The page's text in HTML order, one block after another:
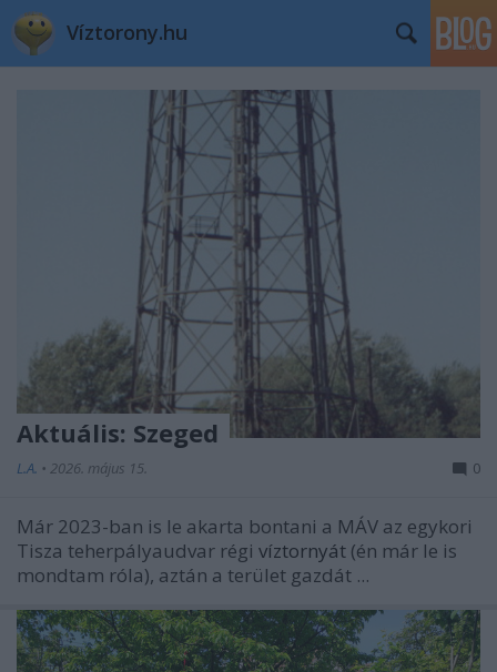
Víztorony.hu
Aktuális: Szeged
L.A. • 2026. május 15. 0
Már 2023-ban is le akarta bontani a MÁV az egykori
Tisza teherpályaudvar régi víztornyát (én már le is
mondtam róla), aztán a terület gazdát ...